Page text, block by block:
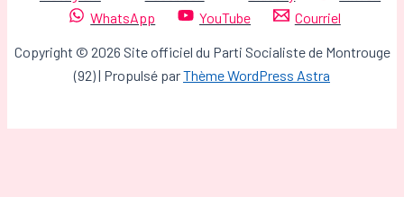
WhatsApp
YouTube Courriel
Copyright © 2026 Site officiel du Parti Socialiste de Montrouge
(92) | Propulsé parThème WordPress Astra